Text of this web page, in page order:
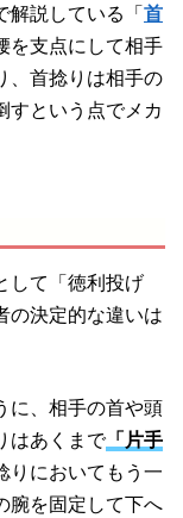
解説している「首
を支点にして相手
、首捻りは相手の
すという点でメカ
して「徳利投げ
の決定的な違いは
に、相手の首や頭
はあくまで「片手
りにおいてもう一
腕を固定して下へ